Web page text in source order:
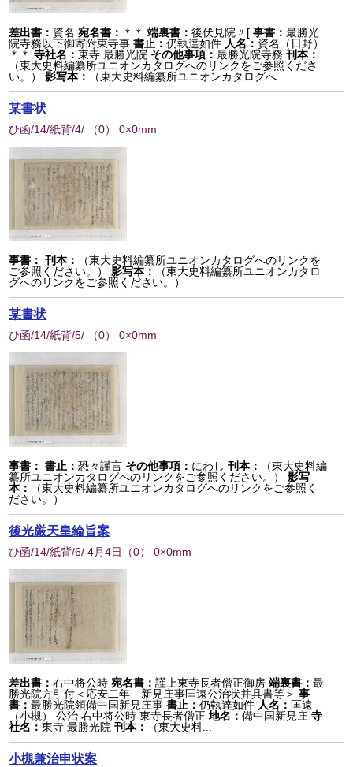
差出書： 資名 宛名書： ＊＊ 端裏書：後伏見院〃[ 事書：最勝光
院寺務以下御寄附東寺事書止：仍執達如件 人名： 資名（日野）
＊＊ 寺社名：東寺 最勝光院 その他事項：最勝光院寺務 刊本：
（東大史料編纂所ユニオンカタログへのリンクをご参照くださ
い。）
影写本： （東大史料編纂所ユニオンカタログへ...
某書状
ひ函/14/紙背/4/ （0） 0×0mm
事書： 刊本：
（東大史料編纂所ユニオンカタログへのリンクを
ご参照ください。）
影写本：
（東大史料編纂所ユニオンカタロ
グへのリンクをご参照ください。）
某書状
ひ函/14/紙背/5/ （0） 0×0mm
事書： 書止：恐々謹言 その他事項： にわし 刊本：
（東大史料編
纂所ユニオンカタログへのリンクをご参照ください。）
影写
本：
（東大史料編纂所ユニオンカタログへのリンクをご参照く
ださい。）
後光厳天皇綸旨案
ひ函/14/紙背/6/ 4月4日 （0） 0×0mm
差出書：右中将公時 宛名書：謹上東寺長者僧正御房 端裏書：最
勝光院方引付＜応安二年 新見庄事匡遠公治状并具書等＞ 事
書：最勝光院領備中国新見庄事書止：仍執達如件 人名： 匡遠
（小槻） 公治 右中将公時 東寺長者僧正 地名：備中国新見庄 寺
社名：東寺 最勝光院 刊本： （東大史料...
小槻兼治申状案